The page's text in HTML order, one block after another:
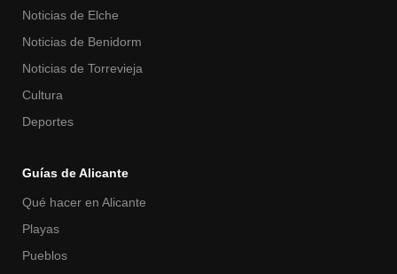
Noticias de Elche
Noticias de Benidorm
Noticias de Torrevieja
Cultura
Deportes
Guías de Alicante
Qué hacer en Alicante
Playas
Pueblos